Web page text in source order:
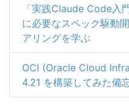
「実践Claude Code入
に必要なスペック駆動
アリングを学ぶ
OCI (Oracle Cloud
4.21 を構築してみた備